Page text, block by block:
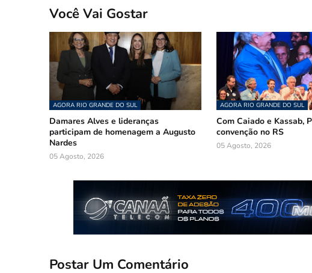
Você Vai Gostar
AGORA RIO GRANDE DO SUL
Damares Alves e lideranças
participam de homenagem a Augusto
Nardes
05 Agosto, 2026
AGORA RIO GRANDE DO SUL
Com Caiado e Kassab,
convenção no RS
05 Agosto, 2026
Postar Um Comentário